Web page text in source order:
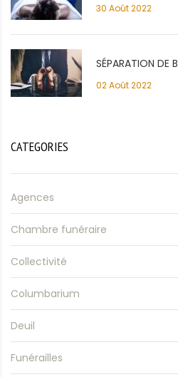
FAMILLE ?
30 Août 2022
SÉPARATION DE
LE DÉCÈS?
02 Août 2022
CATEGORIES
Agences
Chambre funéraire
Collectivité
Columbarium
Deuil
Funérailles